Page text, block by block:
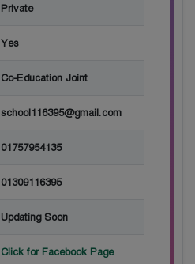
Private
Yes
Co-Education Joint
school116395@gmail.com
01757954135
01309116395
Updating Soon
Click for Facebook Page